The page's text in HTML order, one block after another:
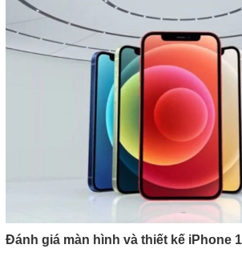
Đánh giá màn hình và thiết kế iPhone